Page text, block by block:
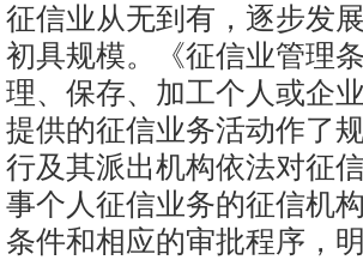
征信业从无到有，逐步发
初具规模。《征信业管理
理、保存、加工个人或企
提供的征信业务活动作了
行及其派出机构依法对征
事个人征信业务的征信机
条件和相应的审批程序，